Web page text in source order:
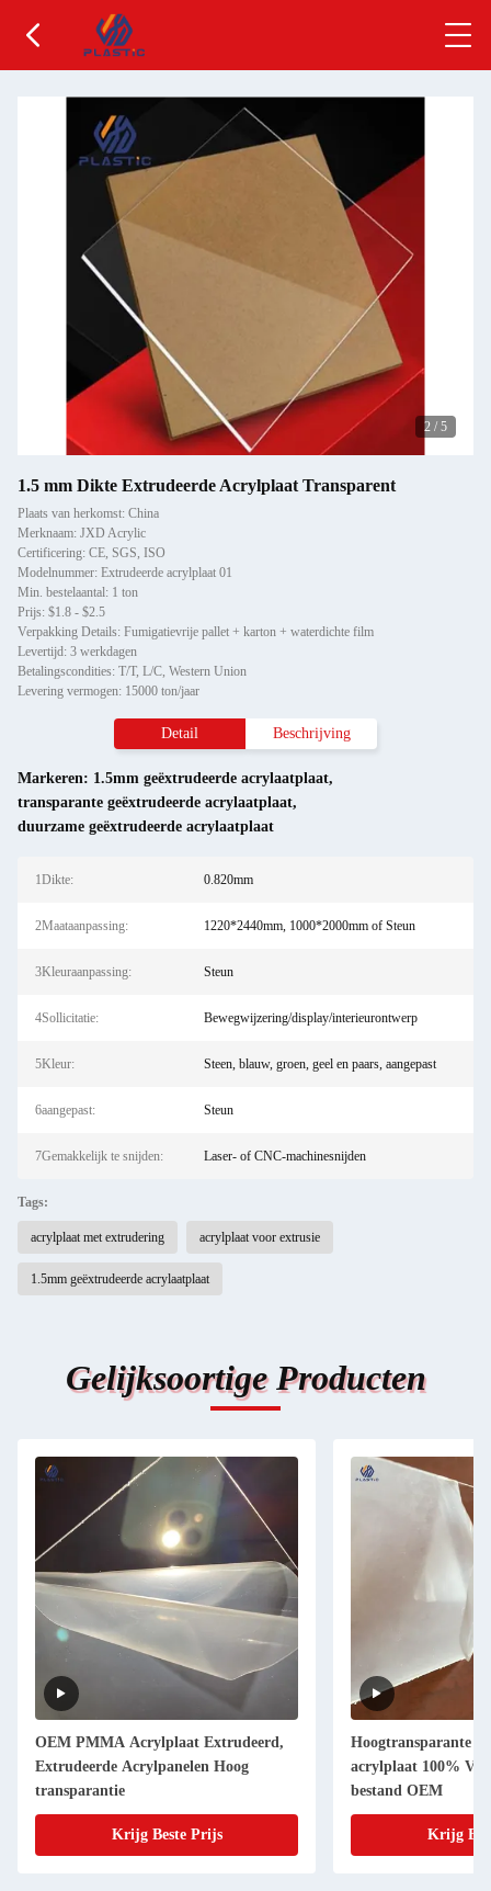
2 / 5
1.5 mm Dikte Extrudeerde Acrylplaat Transparent
Plaats van herkomst: China
Merknaam: JXD Acrylic
Certificering: CE, SGS, ISO
Modelnummer: Extrudeerde acrylplaat 01
Min. bestelaantal: 1 ton
Prijs: $1.8 - $2.5
Verpakking Details: Fumigatievrije pallet + karton + waterdichte film
Levertijd: 3 werkdagen
Betalingscondities: T/T, L/C, Western Union
Levering vermogen: 15000 ton/jaar
Detail Beschrijving
Markeren: 1.5mm geëxtrudeerde acrylaatplaat,
transparante geëxtrudeerde acrylaatplaat,
duurzame geëxtrudeerde acrylaatplaat
1Dikte: 0.820mm
2Maataanpassing: 1220*2440mm, 1000*2000mm of Steun
3Kleuraanpassing: Steun
4Sollicitatie: Bewegwijzering/display/interieurontwerp
5Kleur: Steen, blauw, groen, geel en paars, aangepast
6aangepast: Steun
7Gemakkelijk te snijden: Laser- of CNC-machinesnijden
Tags:
acrylplaat met extrudering acrylplaat voor extrusie
1.5mm geëxtrudeerde acrylaatplaat
Gelijksoortige Producten
OEM PMMA Acrylplaat Extrudeerd,
Extrudeerde Acrylpanelen Hoog
transparantie
Krijg Beste Prijs
Hoogtransparante
acrylplaat 100%
bestand OEM
Krijg